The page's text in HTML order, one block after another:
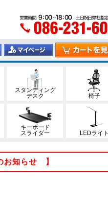
スタンディング
デスク
椅子
キーボード
スライダー
LEDライト
お知らせ 】